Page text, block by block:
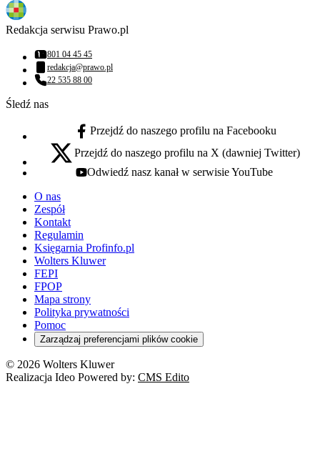
Redakcja serwisu Prawo.pl
Numer telefonu:
801 04 45 45
Adres email:
redakcja@prawo.pl
Numer telefonu:
22 535 88 00
Śledź nas
facebook - otwiera się w nowej karcie
Przejdź do naszego profilu na Facebooku
x - otwiera się w nowej karcie
Przejdź do naszego profilu na X (dawniej Twitter)
youtube - otwiera się w nowej karcie
Odwiedź nasz kanał w serwisie YouTube
O nas
Zespół
Kontakt
Regulamin
Księgarnia Profinfo.pl
Wolters Kluwer
FEPI
FPOP
Mapa strony
Polityka prywatności
Pomoc
Zarządzaj preferencjami plików cookie
© 2026 Wolters Kluwer
Realizacja Ideo Powered by: CMS Edito